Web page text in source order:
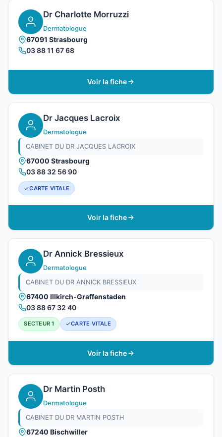
Dr Charlotte Morruzzi
Dermatologue
67091 Strasbourg
03 88 11 67 68
Voir la fiche
Dr Jacques Lacroix
Dermatologue
CABINET DU DR JACQUES LACROIX
67000 Strasbourg
03 88 32 56 90
CARTE VITALE
Voir la fiche
Dr Annick Bressieux
Dermatologue
CABINET DU DR ANNICK BRESSIEUX
67400 Illkirch-Graffenstaden
03 88 67 32 40
SECTEUR 1 CARTE VITALE
Voir la fiche
Dr Martin Posth
Dermatologue
CABINET DU DR MARTIN POSTH
67240 Bischwiller